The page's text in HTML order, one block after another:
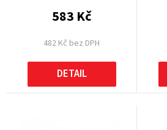
482 Kč bez DPH
583 Kč
DETAIL